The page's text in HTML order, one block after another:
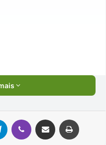
Telegram Viber Compartilhar via e-mail